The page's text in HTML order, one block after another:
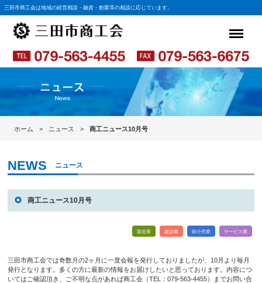
三田市商工会は地域の経営相談・融資・創業等の相談に応じています。
ホーム ニュース 商工ニュース10月号
ニュース
商工ニュース10月号
製造業 建設業 卸小売業 サービス業
三田市商工会では奇数月の2ヶ月に一度会報を発行しておりましたが、10月より毎月
発行となります。多くの方に最新の情報をお届けしたいと思っております。内容につ
いてはご確認頂き、ご不明な点があれば商工会（TEL：079-563-4455）までお問い合